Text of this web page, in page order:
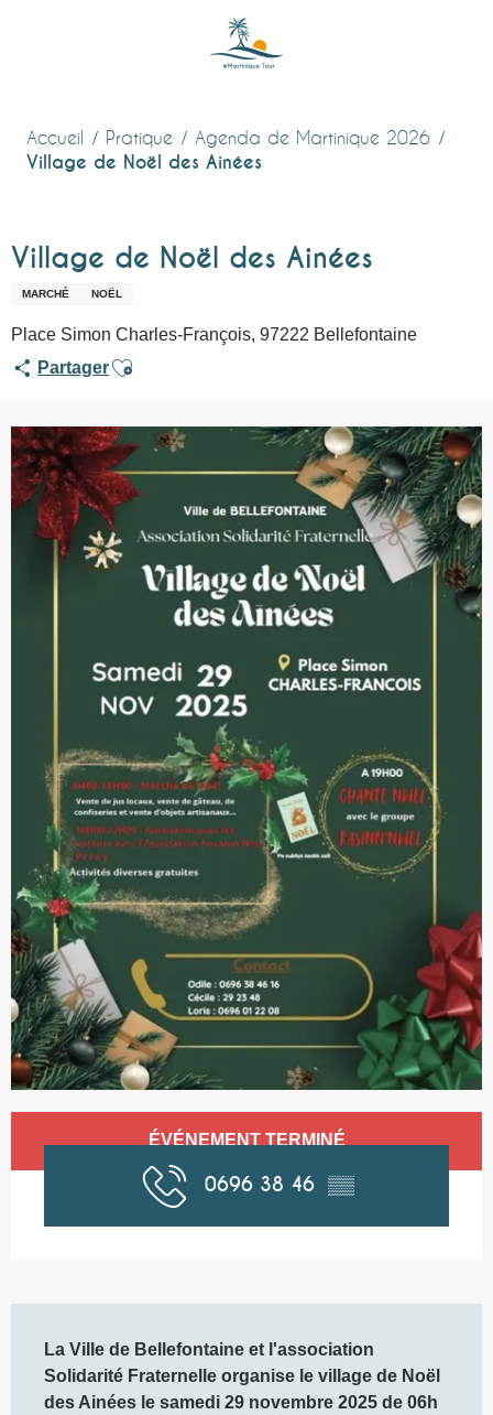
Accueil Pratique Agenda de Martinique 2026
Village de Noël des Ainées
Village de Noël des Ainées
MARCHÉ NOËL
Place Simon Charles-François, 97222 Bellefontaine
PartagerAjouter aux favoris
Ouverture et coordonnées
ÉVÉNEMENT TERMINÉ
0696 38 46 ▒▒
La Ville de Bellefontaine et l'association
Solidarité Fraternelle organise le village de Noël
des Ainées le samedi 29 novembre 2025 de 06h